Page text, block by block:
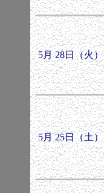
5月 28日（火）
5月 25日（土）